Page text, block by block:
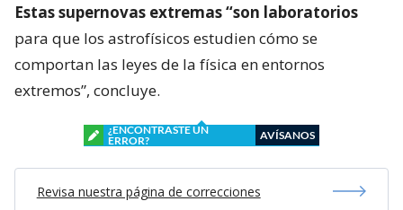
Estas supernovas extremas “son laboratorios
para que los astrofísicos estudien cómo se
comportan las leyes de la física en entornos
extremos”, concluye.
¿ENCONTRASTE UN
ERROR?
AVÍSANOS
Revisa nuestra página de correcciones